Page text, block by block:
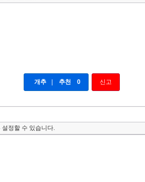
개추 추천 0 신고
정할 수 있습니다.